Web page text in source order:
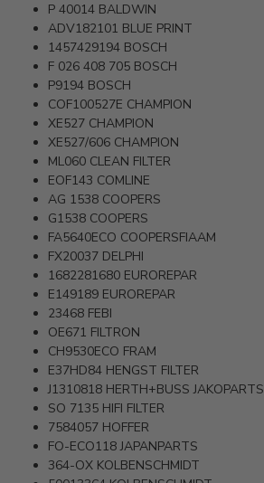
P 40014 BALDWIN
ADV182101 BLUE PRINT
1457429194 BOSCH
F 026 408 705 BOSCH
P9194 BOSCH
COF100527E CHAMPION
XE527 CHAMPION
XE527/606 CHAMPION
ML060 CLEAN FILTER
EOF143 COMLINE
AG 1538 COOPERS
G1538 COOPERS
FA5640ECO COOPERSFIAAM
FX20037 DELPHI
1682281680 EUROREPAR
E149189 EUROREPAR
23468 FEBI
OE671 FILTRON
CH9530ECO FRAM
E37HD84 HENGST FILTER
J1310818 HERTH+BUSS JAKOPARTS
SO 7135 HIFI FILTER
7584057 HOFFER
FO-ECO118 JAPANPARTS
364-OX KOLBENSCHMIDT